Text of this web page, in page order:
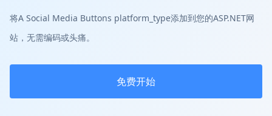
将A Social Media Buttons platform_type添加到您的ASP.NET网
站，无需编码或头痛。
免费开始